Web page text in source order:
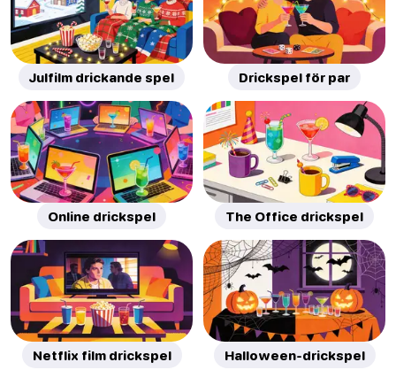
Julfilm drickande spel Drickspel för par
Online drickspel The Office drickspel
Netflix film drickspel Halloween-drickspel